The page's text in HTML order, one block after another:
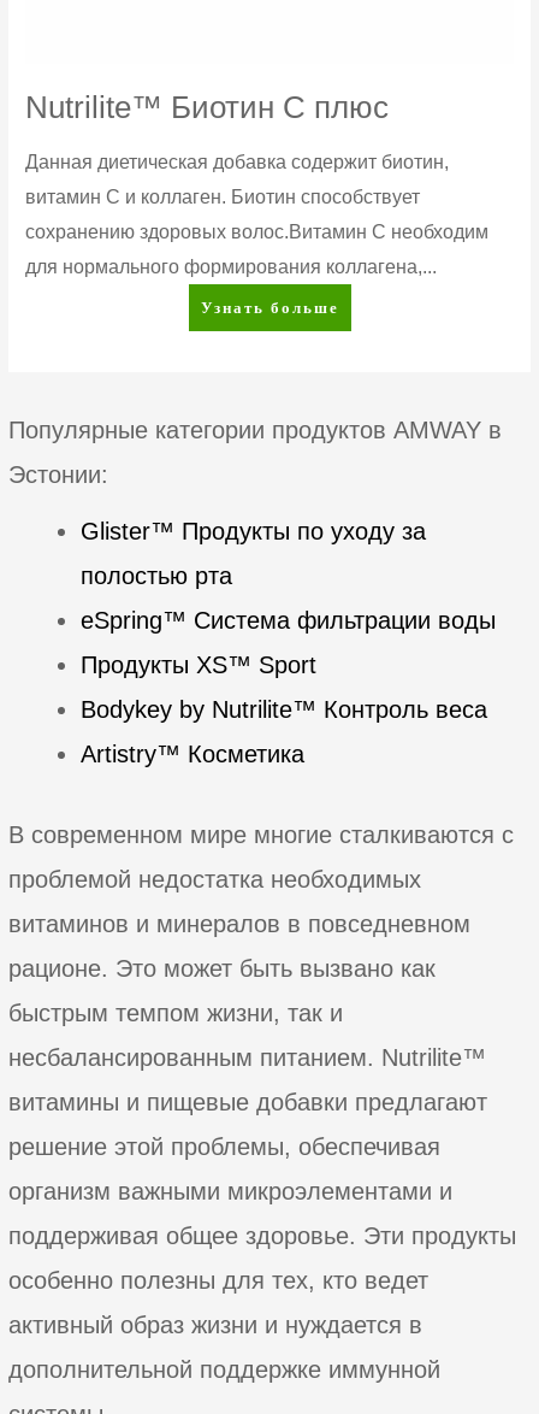
Nutrilite™ Биотин C плюс
Данная диетическая добавка содержит биотин,
витамин С и коллаген. Биотин способствует
сохранению здоровых волос.Витамин C необходим
для нормального формирования коллагена,...
Nutrilite™
Биотин
Узнать больше
Популярные категории продуктов AMWAY в
Эстонии:
Glister™ Продукты по уходу за
полостью рта
eSpring™ Система фильтрации воды
Продукты XS™ Sport
Bodykey by Nutrilite™ Контроль веса
Artistry™ Косметика
В современном мире многие сталкиваются с
проблемой недостатка необходимых
витаминов и минералов в повседневном
рационе. Это может быть вызвано как
быстрым темпом жизни, так и
несбалансированным питанием. Nutrilite™
витамины и пищевые добавки предлагают
решение этой проблемы, обеспечивая
организм важными микроэлементами и
поддерживая общее здоровье. Эти продукты
особенно полезны для тех, кто ведет
активный образ жизни и нуждается в
дополнительной поддержке иммунной